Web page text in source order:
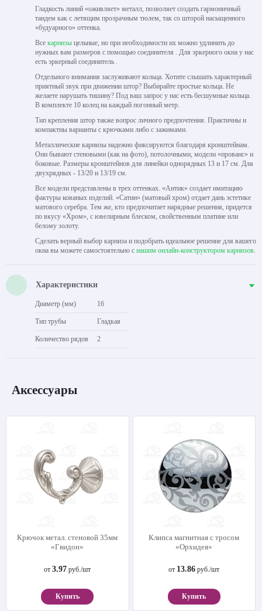
Гладкость линий «оживляет» металл, позволяет создать гармоничный
тандем как с летящим прозрачным тюлем, так со шторой насыщенного
«будуарного» оттенка.
Все карнизы цельные, но при необходимости их можно удлинить до
нужных вам размеров с помощью соединителя . Для эркерного окна у нас
есть эркерный соединитель .
Отдельного внимания заслуживают кольца. Хотите слышать характерный
приятный звук при движении штор? Выбирайте простые кольца. Не
желаете нарушать тишину? Под ваш запрос у нас есть бесшумные кольца.
В комплекте 10 колец на каждый погонный метр.
Тип крепления штор также вопрос личного предпочтения. Практичны и
компактны варианты с крючками либо с зажимами.
Металлические карнизы надежно фиксируются благодаря кронштейнам.
Они бывают стеновыми (как на фото), потолочными, модели «прованс» и
боковые. Размеры кронштейнов для линейки однорядных 13 и 17 см. Для
двухрядных - 13/20 и 13/19 см.
Все модели представлены в трех оттенках. «Антик» создает имитацию
фактуры кованых изделий. «Сатин» (матовый хром) отдает дань эстетике
матового серебра. Тем же, кто предпочитает нарядные решения, придется
по вкусу «Хром», с ювелирным блеском, свойственным платине или
белому золоту.
Сделать верный выбор карниза и подобрать идеальное решение для вашего
окна вы можете самостоятельно с нашим онлайн-конструктором карнизов.
Характеристики
Диаметр (мм) 16
Тип трубы Гладкая
Количество рядов 2
Аксессуары
Крючок метал. стеновой 35мм
«Гвидон»
от3.97 руб./шт
Купить
Клипса магнитная с тросом
«Орхидея»
от 13.86 руб./шт
Купить